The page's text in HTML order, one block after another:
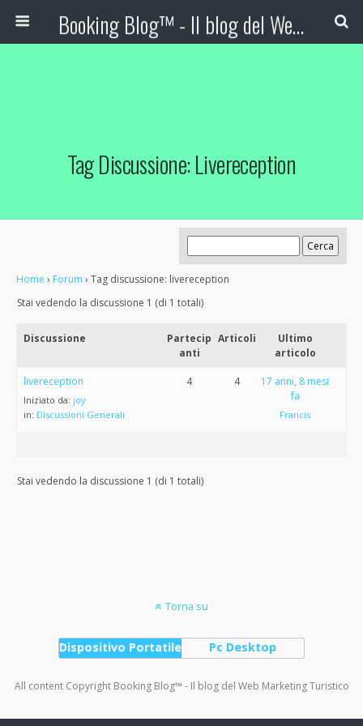
Booking Blog™ - Il blog del Web Marketing Turistico
Tag Discussione: Livereception
Home › Forum › Tag discussione: livereception
Stai vedendo la discussione 1 (di 1 totali)
Discussione
Partecip
anti
Articoli
Ultimo
articolo
livereception
Iniziato da: joy
in: Discussioni Generali
4 4
17 anni, 8 mesi
fa
Francis
Stai vedendo la discussione 1 (di 1 totali)
Torna su
Dispositivo Portatile Pc Desktop
All content Copyright Booking Blog™ - Il blog del Web Marketing Turistico